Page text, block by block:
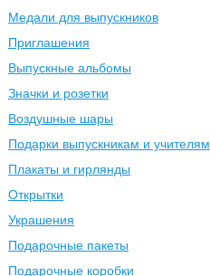
Медали для выпускников
Приглашения
Выпускные альбомы
Значки и розетки
Воздушные шары
Подарки выпускникам и учителям
Плакаты и гирлянды
Открытки
Украшения
Подарочные пакеты
Подарочные коробки